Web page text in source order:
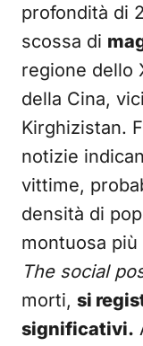
profondità di
scossa di
regione dello
della Cina,
Kirghizistan.
notizie
vittime,
densità di
montuosa
The social
morti, si
significativi.